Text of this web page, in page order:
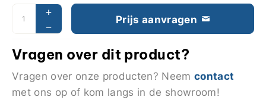
Prijs aanvragen
Vragen over dit product?
Vragen over onze producten? Neem contact
met ons op of kom langs in de showroom!